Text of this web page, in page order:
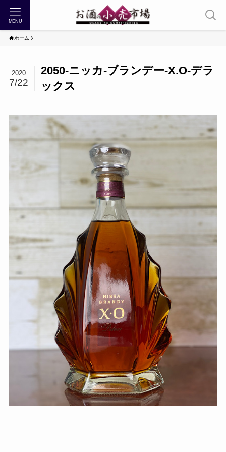
MENU
ホーム
2050-ニッカ-ブランデー-X.O-デラ
ックス
2020
7/22